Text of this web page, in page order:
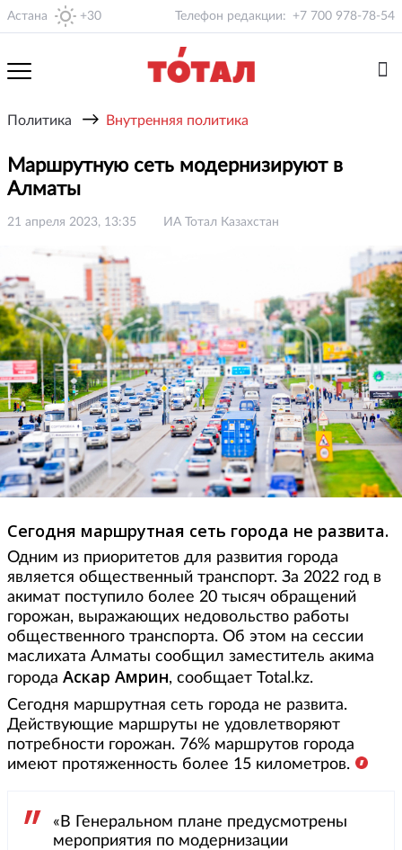
Астана +30 Телефон редакции: +7 700 978-78-54
Политика → Внутренняя политика
Маршрутную сеть модернизируют в
Алматы
21 апреля 2023, 13:35 ИА Тотал Казахстан
Сегодня маршрутная сеть города не развита.
Одним из приоритетов для развития города
является общественный транспорт. За 2022 год в
акимат поступило более 20 тысяч обращений
горожан, выражающих недовольство работы
общественного транспорта. Об этом на сессии
маслихата Алматы сообщил заместитель акима
города Аскар Амрин, сообщает Total.kz.
Сегодня маршрутная сеть города не развита.
Действующие маршруты не удовлетворяют
потребности горожан. 76% маршрутов города
имеют протяженность более 15 километров.
«В Генеральном плане предусмотрены
мероприятия по модернизации